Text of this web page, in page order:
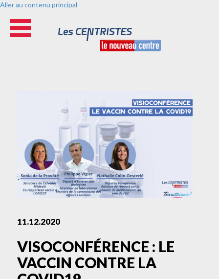
Aller au contenu principal
11.12.2020
VISOCONFÉRENCE : LE
VACCIN CONTRE LA